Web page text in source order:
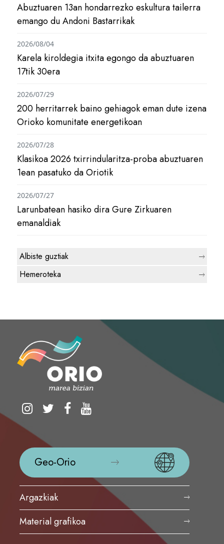
Abuztuaren 13an hondarrezko eskultura tailerra
emango du Andoni Bastarrikak
Karela kiroldegia itxita egongo da abuztuaren
17tik 30era
2026/08/04
200 herritarrek baino gehiagok eman dute izena
Orioko komunitate energetikoan
2026/07/29
Klasikoa 2026 txirrindularitza-proba abuztuaren
1ean pasatuko da Oriotik
2026/07/28
Larunbatean hasiko dira Gure Zirkuaren
emanaldiak
2026/07/27
Albiste guztiak
Hemeroteka
Geo-Orio
Argazkiak
Material grafikoa